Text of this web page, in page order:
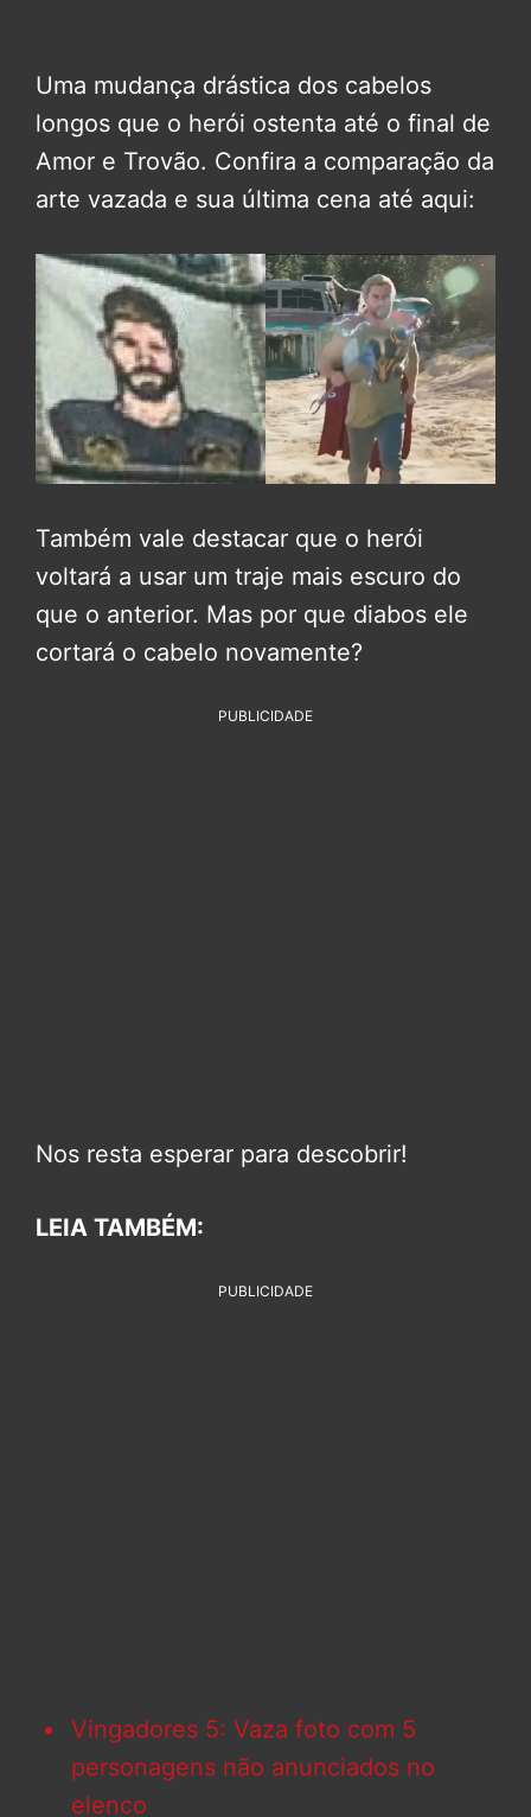
Uma mudança drástica dos cabelos
longos que o herói ostenta até o final de
Amor e Trovão. Confira a comparação da
arte vazada e sua última cena até aqui:
Também vale destacar que o herói
voltará a usar um traje mais escuro do
que o anterior. Mas por que diabos ele
cortará o cabelo novamente?
PUBLICIDADE
Nos resta esperar para descobrir!
LEIA TAMBÉM:
PUBLICIDADE
Vingadores 5: Vaza foto com 5
personagens não anunciados no
elenco